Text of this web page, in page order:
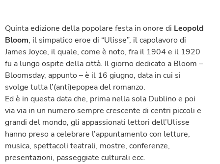
Quinta edizione della popolare festa in onore di Leopold
Bloom, il simpatico eroe di “Ulisse”, il capolavoro di
James Joyce, il quale, come è noto, fra il 1904 e il 1920
fu a lungo ospite della città. Il giorno dedicato a Bloom –
Bloomsday, appunto – è il 16 giugno, data in cui si
svolge tutta l’(anti)epopea del romanzo.
Ed è in questa data che, prima nella sola Dublino e poi
via via in un numero sempre crescente di centri piccoli e
grandi del mondo, gli appassionati lettori dell’Ulisse
hanno preso a celebrare l’appuntamento con letture,
musica, spettacoli teatrali, mostre, conferenze,
presentazioni, passeggiate culturali ecc.